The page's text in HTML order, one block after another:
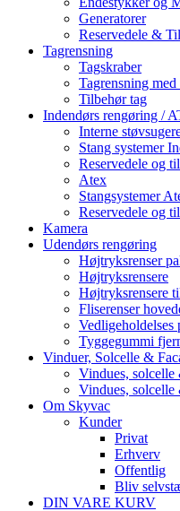
Generatorer
Reservedele &
Tagrensning
Tagskraber
Tagrensning med
Tilbehør tag
Indendørs rengøring /
Interne
Stang systemer
Reservedele og
Atex
Stangsystemer
Reservedele og
Kamera
Udendørs rengøring
Højtryksrenser
Højtryksrensere
Højtryksrensere
Fliserenser
Vedligeholdelses
Tyggegummi
Vinduer, Solcelle &
Vindues, solcelle
Vindues, solcelle
Om Skyvac
Kunder
Privat
Erhverv
Offentlig
Bliv
DIN VARE KURV